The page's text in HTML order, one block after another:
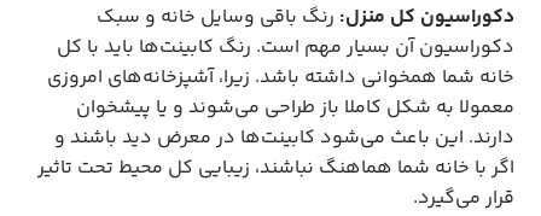
دکوراسیون کل منزل: رنگ باقی وسایل خانه و سبک
دکوراسیون آن بسیار مهم است. رنگ کابینت‌ها باید با کل
خانه شما همخوانی داشته باشد. زیرا، آشپزخانه‌های امروزی
معمولا به شکل کاملا باز طراحی می‌شوند و یا پیشخوان
دارند. این باعث می‌شود کابینت‌ها در معرض دید باشند و
اگر با خانه شما هماهنگ نباشند، زیبایی کل محیط تحت تاثیر
قرار می‌گیرد.